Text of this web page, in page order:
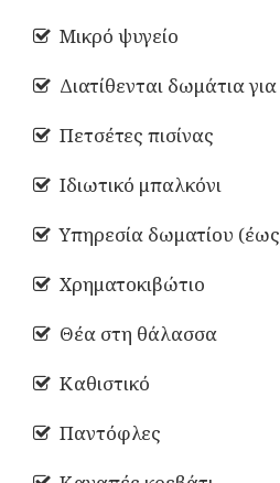
Μικρό ψυγείο
Διατίθενται δωμάτια
Πετσέτες πισίνας
Ιδιωτικό μπαλκόνι
Υπηρεσία δωματίου (έως
Χρηματοκιβώτιο
Θέα στη θάλασσα
Καθιστικό
Παντόφλες